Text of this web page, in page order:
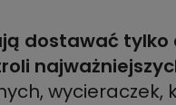
dostawać
wycieraczek,